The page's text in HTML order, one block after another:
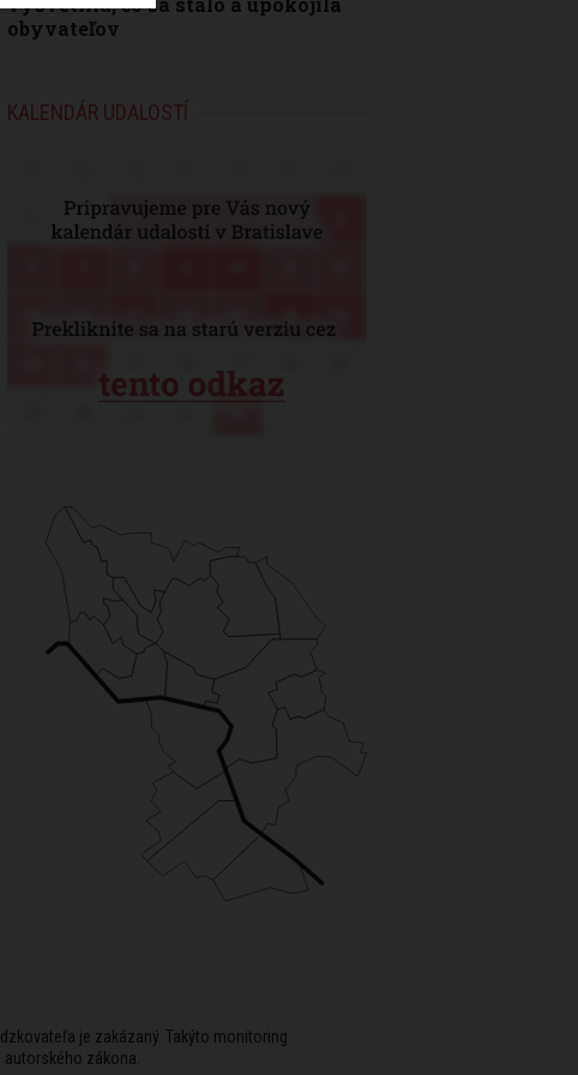
obyvateľov
KALENDÁR UDALOSTÍ
je zakázaný. Takýto monitoring
zákona.